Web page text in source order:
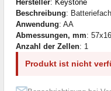
Hersteller: Keystone
Beschreibung:
Anwendung: AA
Abmessungen, mm:
Anzahl der Zellen: 1
Produkt ist nicht